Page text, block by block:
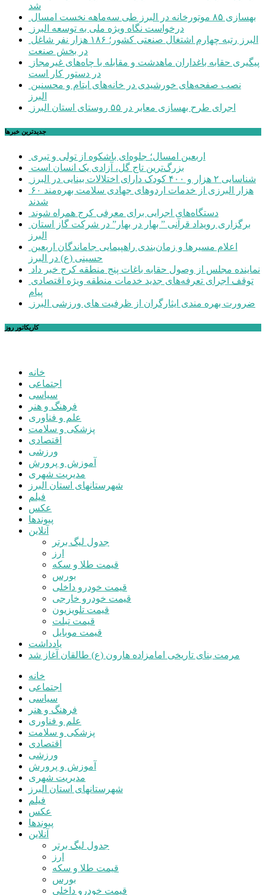
شد
بهسازی ۸۵ موتورخانه در البرز طی سه‌ماهه نخست امسال
درخواست نگاه ویژه ملی به توسعه البرز
در بخش صنعت
در دستور کار است
البرز
اجرای طرح بهسازی معابر در ۵۵ روستای استان البرز
جديدترين خبرها
اربعین امسال؛ جلوه‌ای باشکوه از تولی و تبری
بزرگ‌ترین تاج گل، آزادی یک انسان است
شناسایی ۲ هزار و ۴۰۰ کودک دارای اختلالات بینایی در البرز
۶۰ هزار البرزی از خدمات اردوهای جهادی سلامت بهره‌مند
شدند
دستگاه‌های اجرایی برای معرفی کرج همراه شوند
البرز
حسینی (ع) در البرز
نماینده مجلس از وصول حقابه باغات پنج منطقه کرج خبر داد
پیام
ضرورت بهره مندی ایثارگران از ظرفیت های ورزشی البرز
کاریکاتور روز
خانه
اجتماعی
سیاسی
فرهنگ و هنر
علم و فناوری
پزشکی و سلامت
اقتصادی
ورزشی
آموزش و پرورش
مدیریت شهری
شهرستانهای استان البرز
فیلم
عکس
پیوندها
آنلاین
جدول لیگ برتر
ارز
قیمت طلا و سکه
بورس
قیمت خودرو داخلی
قیمت خودرو خارجی
قیمت تلویزیون
قیمت تبلت
قیمت موبایل
یادداشت
مرمت بنای تاریخی امامزاده هارون (ع) طالقان آغاز شد
خانه
اجتماعی
سیاسی
فرهنگ و هنر
علم و فناوری
پزشکی و سلامت
اقتصادی
ورزشی
آموزش و پرورش
مدیریت شهری
شهرستانهای استان البرز
فیلم
عکس
پیوندها
آنلاین
جدول لیگ برتر
ارز
قیمت طلا و سکه
بورس
قیمت خودرو داخلی